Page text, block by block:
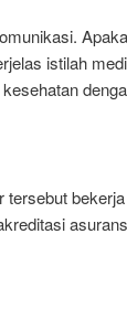
istilah
tersebut